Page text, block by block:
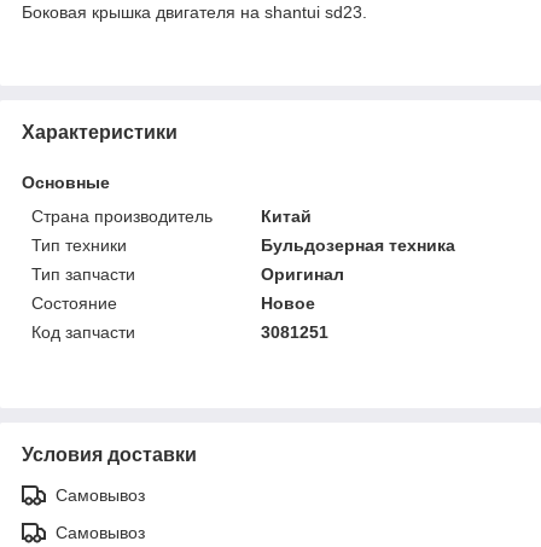
Боковая крышка двигателя на shantui sd23.
Характеристики
Основные
Страна производитель
Китай
Тип техники
Бульдозерная техника
Тип запчасти
Оригинал
Состояние
Новое
Код запчасти
3081251
Условия доставки
Самовывоз
Самовывоз